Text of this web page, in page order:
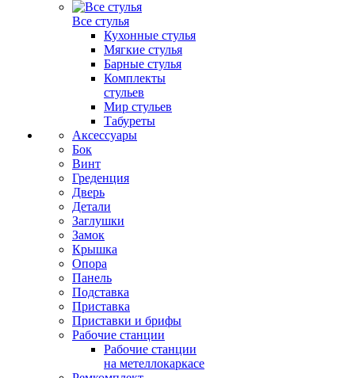
Все стулья
Кухонные стулья
Мягкие стулья
Барные стулья
Комплекты
стульев
Мир стульев
Табуреты
Аксессуары
Бок
Винт
Греденция
Дверь
Детали
Заглушки
Замок
Крышка
Опора
Панель
Подставка
Приставка
Приставки и брифы
Рабочие станции
Рабочие станции
на метеллокаркасе